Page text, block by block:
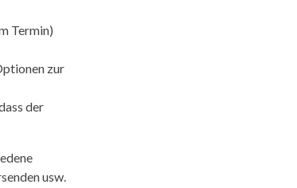
Termin)
zur
der
usw.